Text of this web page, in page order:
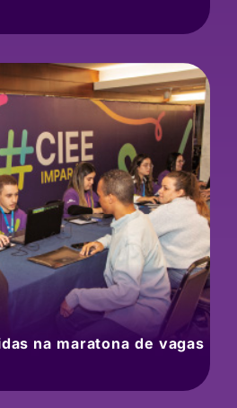
na maratona de vagas